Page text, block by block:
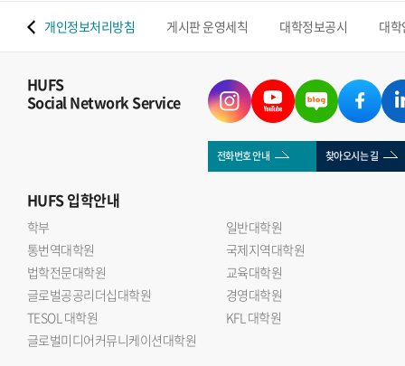
개인정보처리방침 게시판 운영세칙 대학정보공시 대
HUFS
Social Network Service
전화번호 안내 찾아오시는 길
HUFS입학안내
학부
일반대학원
통번역대학원
국제지역대학원
법학전문대학원
교육대학원
글로벌공공리더십대학원
경영대학원
TESOL 대학원
KFL 대학원
글로벌미디어커뮤니케이션대학원